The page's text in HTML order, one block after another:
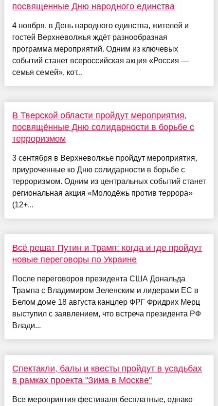
посвященные Дню народного единства
4 ноября, в День народного единства, жителей и
гостей Верхневолжья ждёт разнообразная
программа мероприятий. Одним из ключевых
событий станет всероссийская акция «Россия —
семья семей», кот...
В Тверской области пройдут мероприятия,
посвящённые Дню солидарности в борьбе с
терроризмом
3 сентября в Верхневолжье пройдут мероприятия,
приуроченные ко Дню солидарности в борьбе с
терроризмом. Одним из центральных событий станет
региональная акция «Молодёжь против террора»
(12+...
Всё решат Путин и Трамп: когда и где пройдут
новые переговоры по Украине
После переговоров президента США Дональда
Трампа с Владимиром Зеленским и лидерами ЕС в
Белом доме 18 августа канцлер ФРГ Фридрих Мерц
выступил с заявлением, что встреча президента РФ
Влади...
Спектакли, балы и квесты пройдут в усадьбах
в рамках проекта "Зима в Москве"
Все мероприятия фестиваля бесплатные, однако